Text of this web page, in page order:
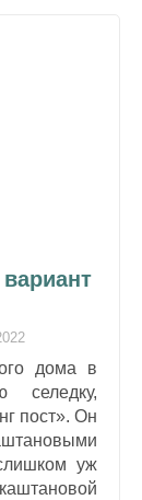
дома в
селедку,
пост». Он
уж